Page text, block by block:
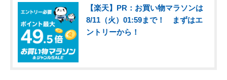
【楽天】PR：お買い物マラソンは
8/11（火）01:59まで！ まずはエ
ントリーから！